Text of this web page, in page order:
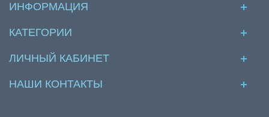
ИНФОРМАЦИЯ
КАТЕГОРИИ
ЛИЧНЫЙ КАБИНЕТ
НАШИ КОНТАКТЫ